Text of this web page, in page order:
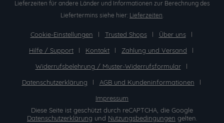
Lieferzeiten für andere Länder und Informationen zur Berechnung des
Liefertermins siehe hier: Lieferzeiten.
Cookie-Einstellungen Trusted Shops
Über uns
Hilfe / Support
Kontakt
Zahlung und Versand
Widerrufsbelehrung / Muster-Widerrufsformular
Datenschutzerklärung
AGB und Kundeninformationen
Impressum
Diese Seite ist geschützt durch reCAPTCHA, die Google
Datenschutzerklärung und Nutzungsbedingungen gelten.